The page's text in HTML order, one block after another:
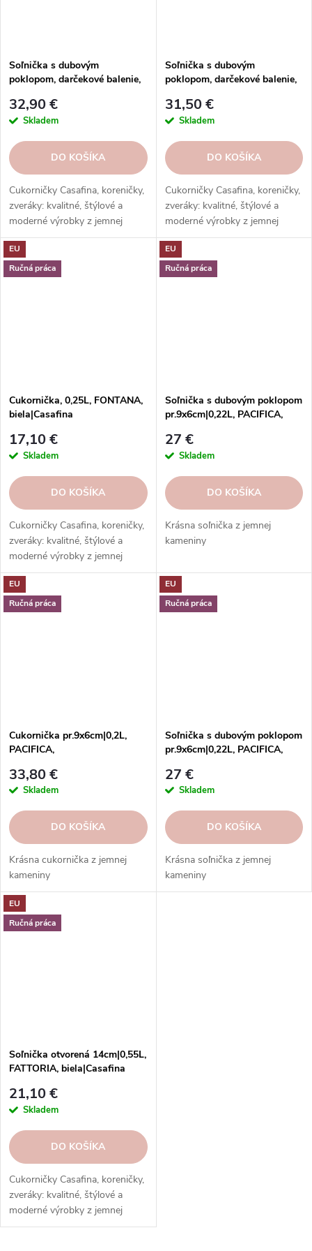
Soľnička s dubovým
poklopom, darčekové balenie,
32,90 €
Skladem
DO KOŠÍKA
Cukorničky Casafina, koreničky,
zveráky: kvalitné, štýlové a
moderné výrobky z jemnej
kameniny a porcelánu. Rôzne
farby a tvary. Ideálne na
dochucovanie a servírovanie.
Soľnička s dubovým
poklopom, darčekové balenie,
31,50 €
Skladem
DO KOŠÍKA
Cukorničky Casafina, koreničky,
zveráky: kvalitné, štýlové a
moderné výrobky z jemnej
kameniny a porcelánu. Rôzne
farby a tvary. Ideálne na
dochucovanie a servírovanie.
EU
Ručná práca
Cukornička, 0,25L, FONTANA,
biela|Casafina
17,10 €
Skladem
DO KOŠÍKA
Cukorničky Casafina, koreničky,
zveráky: kvalitné, štýlové a
moderné výrobky z jemnej
kameniny a porcelánu. Rôzne
farby a tvary. Ideálne na
dochucovanie a servírovanie.
EU
Ručná práca
Soľnička s dubovým poklopom
pr.9x6cm|0,22L, PACIFICA,
27 €
Skladem
DO KOŠÍKA
Krásna soľnička z jemnej
kameniny
EU
Ručná práca
Cukornička pr.9x6cm|0,2L,
PACIFICA,
33,80 €
Skladem
DO KOŠÍKA
Krásna cukornička z jemnej
kameniny
EU
Ručná práca
Soľnička s dubovým poklopom
pr.9x6cm|0,22L, PACIFICA,
27 €
Skladem
DO KOŠÍKA
Krásna soľnička z jemnej
kameniny
EU
Ručná práca
Soľnička otvorená 14cm|0,55L,
FATTORIA, biela|Casafina
21,10 €
Skladem
DO KOŠÍKA
Cukorničky Casafina, koreničky,
zveráky: kvalitné, štýlové a
moderné výrobky z jemnej
kameniny a porcelánu. Rôzne